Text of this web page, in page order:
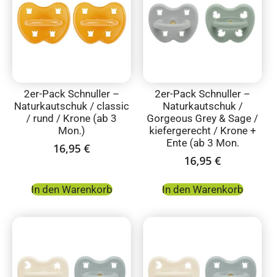
2er-Pack Schnuller –
Naturkautschuk / classic
/ rund / Krone (ab 3
Mon.)
16,95 €
In den Warenkorb
2er-Pack Schnuller –
Naturkautschuk /
Gorgeous Grey & Sage /
kiefergerecht / Krone +
Ente (ab 3 Mon.
16,95 €
In den Warenkorb